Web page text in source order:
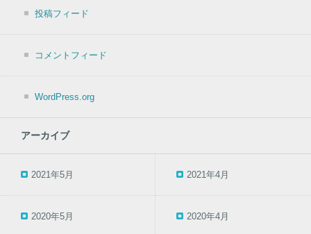
投稿フィード
コメントフィード
WordPress.org
アーカイブ
2021年5月 2021年4月
2020年5月 2020年4月